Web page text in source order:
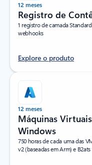
12 meses
Registro de
1 registro de camada
webhooks
Explore o produto
12 meses
Máquinas
Windows
750 horas de cada uma das
v2 (baseadas em Arm) e